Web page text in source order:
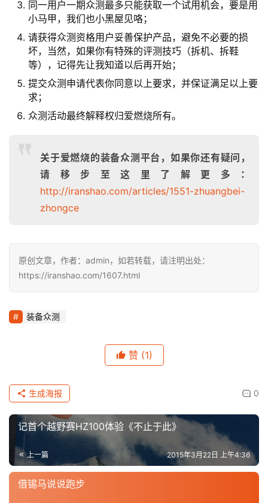
同一用户一期众测最多只能获取一个试用机会，要是用
小马甲，我们也小黑屋见咯；
请获得众测资格用户妥善保护产品，避免不必要的损
坏，当然，如果你有特殊的评测技巧（拆机、拆鞋
等），记得先让我知道以后再开始；
提交众测申请代表你同意以上要求，并保证满足以上要
求；
众测活动最终解释权归爱燃烧所有。
关于爱燃烧的装备众测平台，如果你还有疑问，
请移步至这里了解更多：
http://iranshao.com/articles/1551-zhuangbei-
zhongce
原创文章，作者：admin，如若转载，请注明出处：
https://iranshao.com/1607.html
装备众测
赞 (1)
0
生成海报
记首个越野赛HZ100体验《不止于此》
上一篇 2015年3月22日 上午4:36
借锡马说说跑步